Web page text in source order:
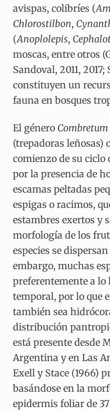
avispas, colibríes (
Chlorostilbon,
(Anoplolepis,
moscas, entre otros
Sandoval, 2011,
constituyen un
fauna en bosques
El género
(trepadoras leñosas)
comienzo de su ciclo
por la presencia de
escamas peltadas
espigas o racimos,
estambres exertos y
morfología de los
especies se
embargo, muchas
preferentemente a lo
temporal, por lo que
también sea
distribución
está presente desde
Argentina y en Las
Exell y Stace (1966)
basándose en la
epidermis foliar de